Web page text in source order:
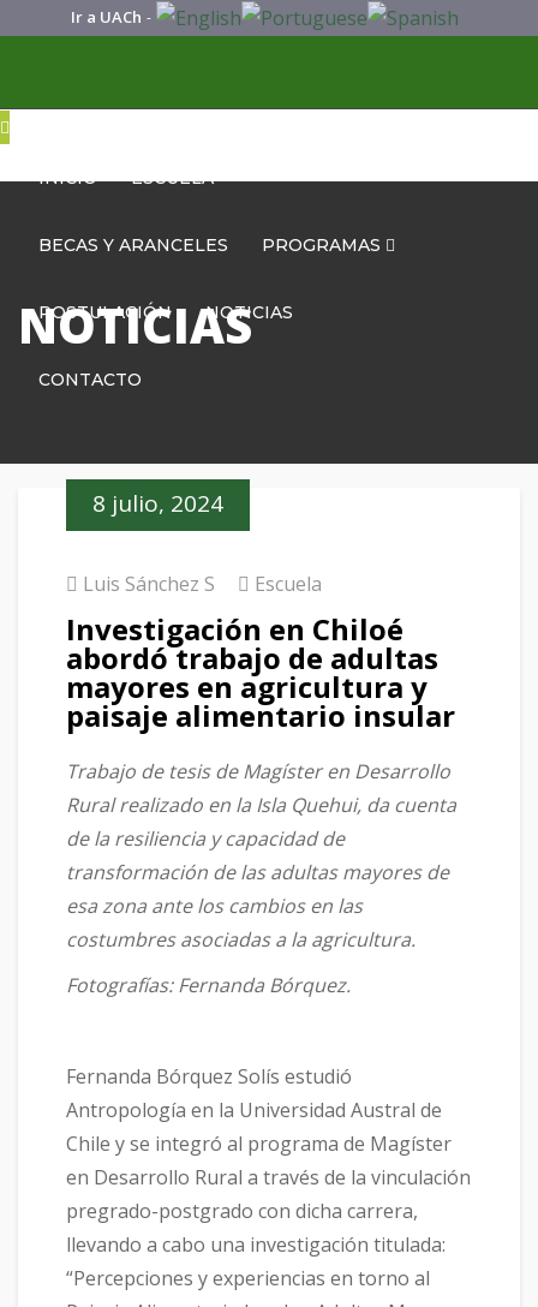
Ir a UACh -
INICIO ESCUELA
BECAS Y ARANCELES PROGRAMAS
POSTULACIÓN NOTICIAS
CONTACTO
NOTICIAS
8 julio, 2024
Luis Sánchez S Escuela
Investigación en Chiloé
abordó trabajo de adultas
mayores en agricultura y
paisaje alimentario insular
Trabajo de tesis de Magíster en Desarrollo
Rural realizado en la Isla Quehui, da cuenta
de la resiliencia y capacidad de
transformación de las adultas mayores de
esa zona ante los cambios en las
costumbres asociadas a la agricultura.
Fotografías: Fernanda Bórquez.
Fernanda Bórquez Solís estudió
Antropología en la Universidad Austral de
Chile y se integró al programa de Magíster
en Desarrollo Rural a través de la vinculación
pregrado-postgrado con dicha carrera,
llevando a cabo una investigación titulada:
“Percepciones y experiencias en torno al